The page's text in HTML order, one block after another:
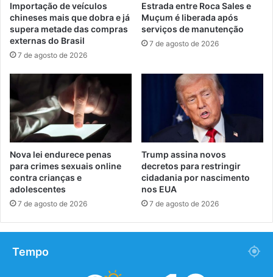
Importação de veículos
chineses mais que dobra e já
supera metade das compras
externas do Brasil
7 de agosto de 2026
Estrada entre Roca Sales e
Muçum é liberada após
serviços de manutenção
7 de agosto de 2026
Nova lei endurece penas
para crimes sexuais online
contra crianças e
adolescentes
7 de agosto de 2026
Trump assina novos
decretos para restringir
cidadania por nascimento
nos EUA
7 de agosto de 2026
Tempo